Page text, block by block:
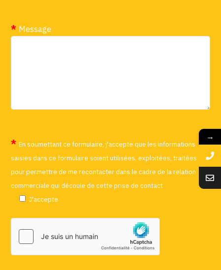
Message
En soumettant ce formulaire, j'accepte que les informations
saisies dans ce formulaire soient utilisées, exploitées, traitées
pour permettre de me recontacter dans le cadre de la relation
commerciale qui découle de cette prise de contact
J'accepte
→